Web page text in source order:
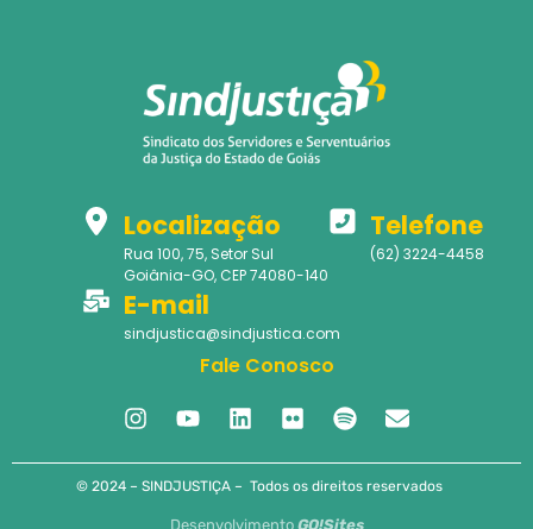
Localização
Rua 100, 75, Setor Sul
Goiânia-GO, CEP 74080-140
Telefone
(62) 3224-4458
E-mail
sindjustica@sindjustica.com
Fale Conosco
© 2024 – SINDJUSTIÇA – Todos os direitos reservados
Desenvolvimento GO!Sites